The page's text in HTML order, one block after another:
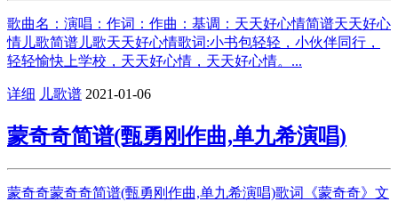
歌曲名：演唱：作词：作曲：基调：天天好心情简谱天天好心
情儿歌简谱儿歌天天好心情歌词:小书包轻轻，小伙伴同行，
轻轻愉快上学校，天天好心情，天天好心情。...
详细 儿歌谱 2021-01-06
蒙奇奇简谱(甄勇刚作曲,单九希演唱)
蒙奇奇蒙奇奇简谱(甄勇刚作曲,单九希演唱)歌词《蒙奇奇》文